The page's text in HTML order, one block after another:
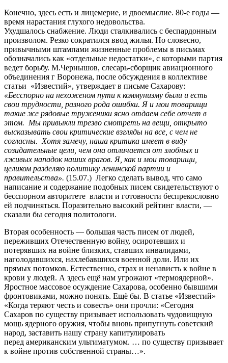
Конечно, здесь есть и лицемерие, и двоемыслие. 80-е годы —
время нарастания глухого недовольства.
Ухудшалось снабжение. Люди сталкивались с беспардонным
произволом. Резко сократился ввод жилья. Но словесно,
привычными штампами жизненные проблемы в письмах
обозначались как «отдельные недостатки», с которыми партия
ведет борьбу. М.Чернышов, слесарь-сборщик авиационного
объединения г Воронежа, после обсуждения в коллективе
статьи «Известий», утверждает в письме Сахарову:
«Бесспорно на нехоженом пути к коммунизму были и есть
свои трудности, разного рода ошибки. Я и мои товарищи
такие же рядовые труженики ясно отдаем себе отчет в
этом. Мы привыкли трезво смотреть на вещи, открыто
высказывать свои критические взгляды на все, с чем не
согласны. Хотя замечу, наша критика имеет в виду
созидательные цели, чем она отличается от злобных и
лживых нападок наших врагов. Я, как и мои товарищи,
целиком разделяю политику ленинской партии и
правительства». (15.07.) Легко сделать вывод, что само
написание и содержание подобных писем свидетельствуют о
бесспорном авторитете власти и готовности беспрекословно
ей подчиняться. Поразительно высокий рейтинг власти, —
сказали бы сегодня политологи.
Вторая особенность — большая часть писем от людей,
переживших Отечественную войну, осиротевших и
потерявших на войне близких, ставших инвалидами,
наголодавшихся, нахлебавшихся военной доли. Или их
прямых потомков. Естественно, страх и ненависть к войне в
крови у людей. А здесь ещё нам угрожают «термоядерной».
Яростное массовое осуждение Сахарова, особенно бывшими
фронтовиками, можно понять. Ещё бы. В статье «Известий»
«Когда теряют честь и совесть» они прочли: «Сегодня
Сахаров по существу призывает использовать чудовищную
мощь ядерного оружия, чтобы вновь припугнуть советский
народ, заставить нашу страну капитулировать
перед американским ультиматумом. … по существу призывает
к войне против собственной страны…».